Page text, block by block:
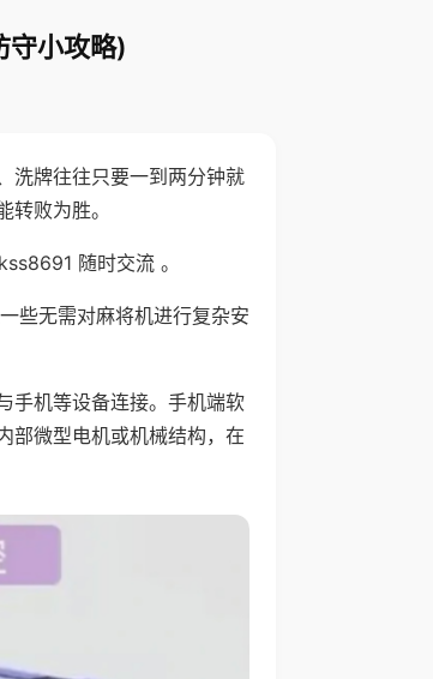
守小攻略)
洗牌往往只要一到两分钟就
败为胜。
随时交流 。
些无需对麻将机进行复杂安
手机等设备连接。手机端软
部微型电机或机械结构，在